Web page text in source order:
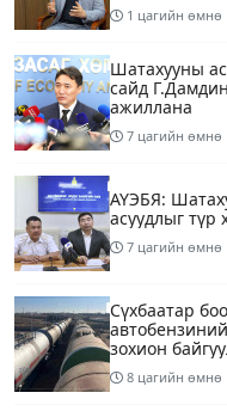
1 цагийн өмнө
Шатахууны
сайд
ажиллана
7 цагийн өмнө
АҮЭБЯ:
асуудлыг түр
7 цагийн өмнө
Сүхбаатар
зохион
8 цагийн өмнө